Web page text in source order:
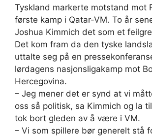
Tyskland markerte motstand mot
første kamp i Qatar-VM. To år
Joshua Kimmich det som et
Det kom fram da den tyske
uttalte seg på en
lørdagens nasjonsligakamp mot
Hercegovina.
– Jeg mener det er synd at vi
oss så politisk, sa Kimmich og la
tok bort gleden av å være i VM.
– Vi som spillere bør generelt stå